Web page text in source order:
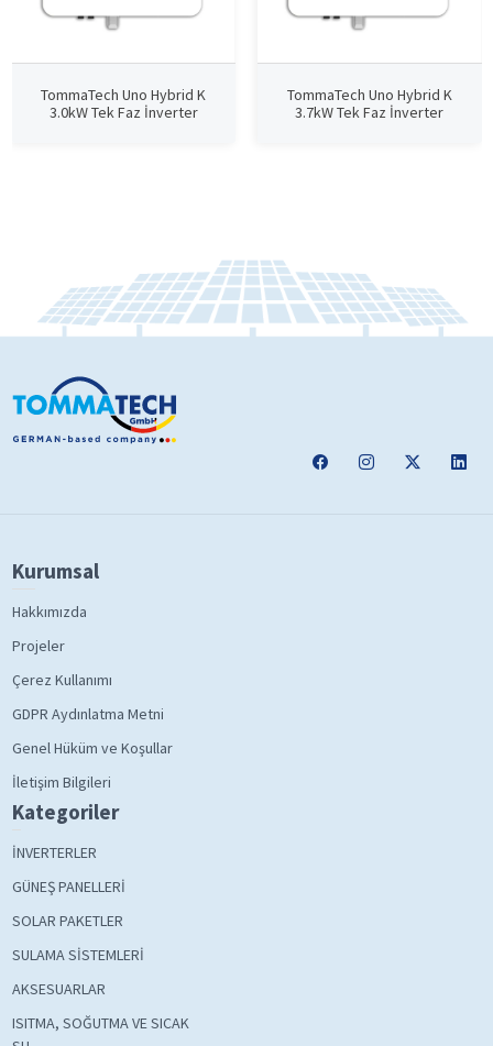
TommaTech Uno Hybrid K
3.0kW Tek Faz İnverter
TommaTech Uno Hybrid K
3.7kW Tek Faz İnverter
Kurumsal
Hakkımızda
Projeler
Çerez Kullanımı
GDPR Aydınlatma Metni
Genel Hüküm ve Koşullar
İletişim Bilgileri
Kategoriler
İNVERTERLER
GÜNEŞ PANELLERİ
SOLAR PAKETLER
SULAMA SİSTEMLERİ
AKSESUARLAR
ISITMA, SOĞUTMA VE SICAK